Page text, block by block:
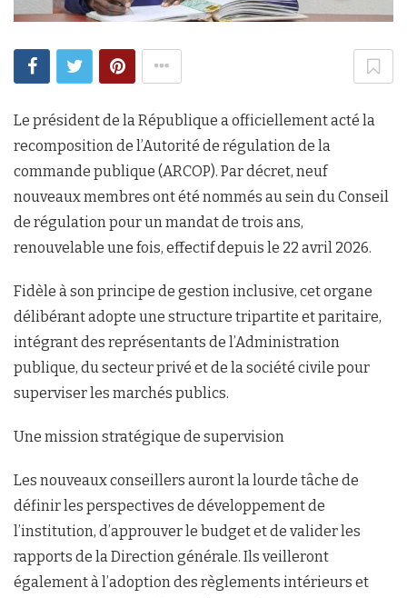
Le président de la République a officiellement acté la
recomposition de l’Autorité de régulation de la
commande publique (ARCOP). Par décret, neuf
nouveaux membres ont été nommés au sein du Conseil
de régulation pour un mandat de trois ans,
renouvelable une fois, effectif depuis le 22 avril 2026.
Fidèle à son principe de gestion inclusive, cet organe
délibérant adopte une structure tripartite et paritaire,
intégrant des représentants de l’Administration
publique, du secteur privé et de la société civile pour
superviser les marchés publics.
Une mission stratégique de supervision
Les nouveaux conseillers auront la lourde tâche de
définir les perspectives de développement de
l’institution, d’approuver le budget et de valider les
rapports de la Direction générale. Ils veilleront
également à l’adoption des règlements intérieurs et